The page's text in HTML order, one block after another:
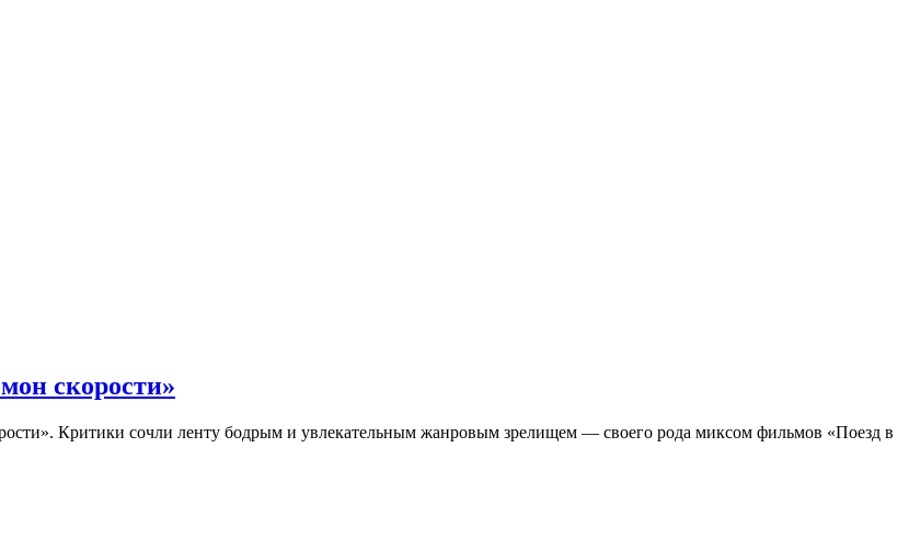
скорости»
Критики сочли ленту бодрым и увлекательным жанровым зрелищeм — своего рода миксом фильмов «Поезд в